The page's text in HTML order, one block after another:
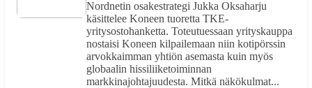
Nordnetin osakestrategi Jukka Oksaharju
käsittelee Koneen tuoretta TKE-
yritysostohanketta. Toteutuessaan yrityskauppa
nostaisi Koneen kilpailemaan niin kotipörssin
arvokkaimman yhtiön asemasta kuin myös
globaalin hissiliiketoiminnan
markkinajohtajuudesta. Mitkä näkökulmat...